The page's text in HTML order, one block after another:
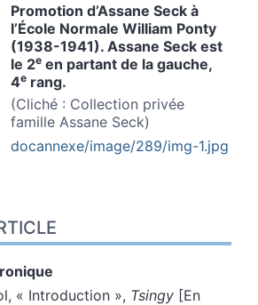
Promotion d’Assane Seck à
l’École Normale William Ponty
(1938-1941). Assane Seck est
le 2e en partant de la gauche,
4e rang.
(Cliché : Collection privée
famille Assane Seck)
docannexe/image/289/img-1.jpg
, « Introduction », Tsingy [En